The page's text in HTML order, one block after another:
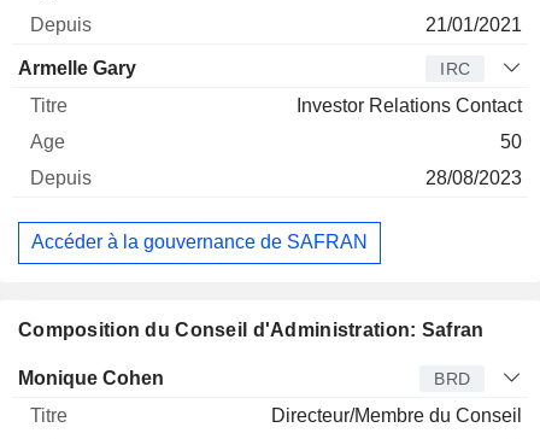
21/01/2021
Armelle Gary IRC
Investor Relations Contact
50
28/08/2023
Accéder à la gouvernance de SAFRAN
Composition du Conseil d'Administration: Safran
Administrateur Titre
Monique Cohen BRD
Directeur/Membre du Conseil